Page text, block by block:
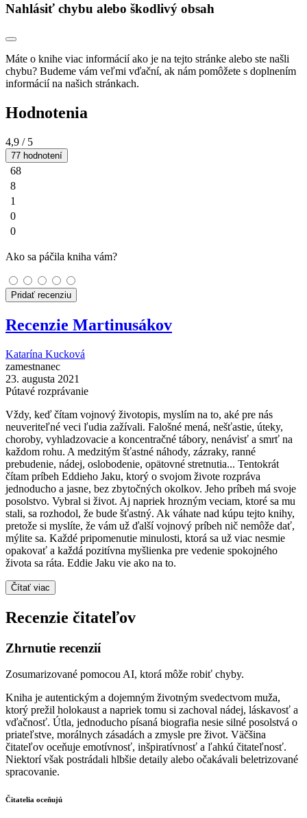
Nahlásiť chybu alebo škodlivý obsah
Máte o knihe viac informácií ako je na tejto stránke alebo ste našli
chybu? Budeme vám veľmi vďační, ak nám pomôžete s doplnením
informácií na našich stránkach.
Hodnotenia
4,9 / 5
77 hodnotení
68
8
1
0
0
Ako sa páčila kniha vám?
Pridať recenziu
Recenzie Martinusákov
Katarína Kucková
zamestnanec
23. augusta 2021
Pútavé rozprávanie
Vždy, keď čítam vojnový životopis, myslím na to, aké pre nás
neuveriteľné veci ľudia zažívali. Falošné mená, nešťastie, úteky,
choroby, vyhladzovacie a koncentračné tábory, nenávisť a smrť na
každom rohu. A medzitým šťastné náhody, zázraky, ranné
prebudenie, nádej, oslobodenie, opätovné stretnutia... Tentokrát
čítam príbeh Eddieho Jaku, ktorý o svojom živote rozpráva
jednoducho a jasne, bez zbytočných okolkov. Jeho príbeh má svoje
posolstvo. Vybral si život. Aj napriek hrozným veciam, ktoré sa mu
stali, sa rozhodol, že bude šťastný. Ak váhate nad kúpu tejto knihy,
pretože si myslíte, že vám už ďalší vojnový príbeh nič nemôže dať,
mýlite sa. Každé pripomenutie minulosti, ktorá sa už viac nesmie
opakovať a každá pozitívna myšlienka pre vedenie spokojného
života sa ráta. Eddie Jaku vie ako na to.
Čítať viac
Recenzie čitateľov
Zhrnutie recenzií
Zosumarizované pomocou AI, ktorá môže robiť chyby.
Kniha je autentickým a dojemným životným svedectvom muža,
ktorý prežil holokaust a napriek tomu si zachoval nádej, láskavosť a
vďačnosť. Útla, jednoducho písaná biografia nesie silné posolstvá o
priateľstve, morálnych zásadách a zmysle pre život. Väčšina
čitateľov oceňuje emotívnosť, inšpiratívnosť a ľahkú čitateľnosť.
Niektorí však postrádali hlbšie detaily alebo očakávali beletrizované
spracovanie.
Čitatelia oceňujú